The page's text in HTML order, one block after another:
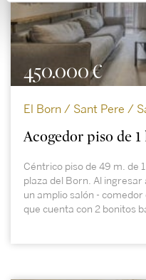
450.000 €
El Born / Sant Pere /
Acogedor piso de
Céntrico piso de 49 m. de
plaza del Born. Al
un amplio salón -
que cuenta con 2 bonitos